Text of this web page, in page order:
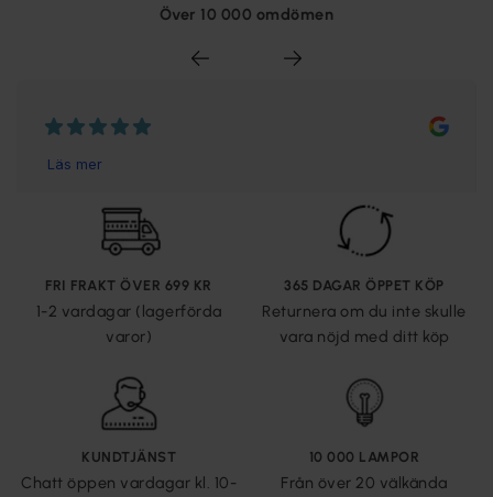
Över 10 000 omdömen
FRI FRAKT ÖVER 699 KR
1-2 vardagar (lagerförda
varor)
365 DAGAR ÖPPET KÖP
Returnera om du inte skulle
vara nöjd med ditt köp
KUNDTJÄNST
Chatt öppen vardagar kl. 10-
10 000 LAMPOR
Från över 20 välkända